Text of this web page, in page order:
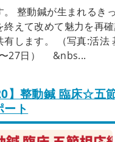
整動鍼が生まれるき
終えて改めて魅力を再
有します。 （写真:活法
27日） &nbs...
】整動鍼 臨床☆五
ト